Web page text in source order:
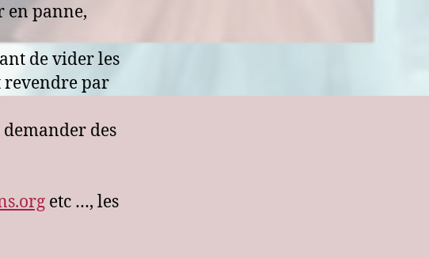
en panne,
de vider les
revendre par
des
etc …, les